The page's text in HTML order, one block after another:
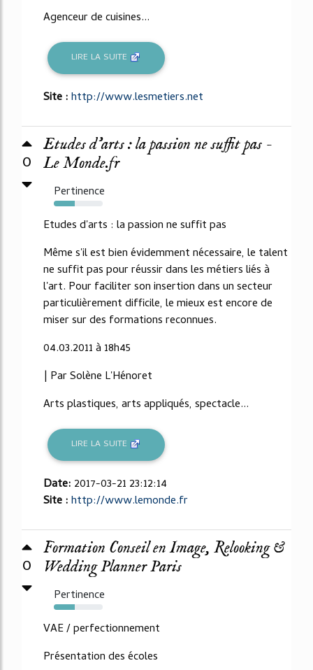
Agenceur de cuisines...
LIRE LA SUITE
Site :http://www.lesmetiers.net
0
Etudes d'arts : la passion ne suffit pas -
Le Monde.fr
Pertinence
43%
Etudes d'arts : la passion ne suffit pas
Même s'il est bien évidemment nécessaire, le talent
ne suffit pas pour réussir dans les métiers liés à
l'art. Pour faciliter son insertion dans un secteur
particulièrement difficile, le mieux est encore de
miser sur des formations reconnues.
04.03.2011 à 18h45
| Par Solène L'Hénoret
Arts plastiques, arts appliqués, spectacle...
LIRE LA SUITE
Date: 2017-03-21 23:12:14
Site :http://www.lemonde.fr
0
Formation Conseil en Image, Relooking &
Wedding Planner Paris
Pertinence
43%
VAE / perfectionnement
Présentation des écoles